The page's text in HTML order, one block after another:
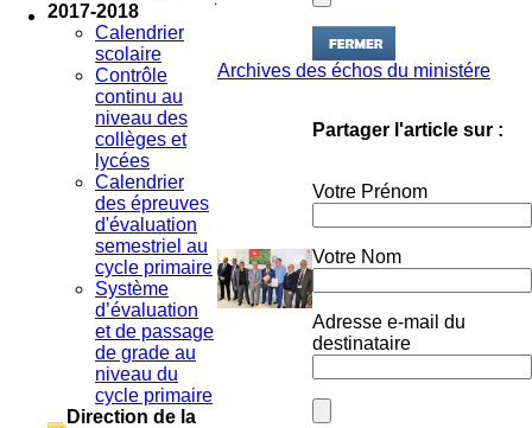
Calendrier
scolaire
Contrôle
continu au
niveau des
collèges et
lycées
Calendrier
des épreuves
d'évaluation
semestriel au
cycle primaire
Système
d’évaluation
et de passage
de grade au
niveau du
cycle primaire
Direction de la
Archives des échos du ministére
destinataire